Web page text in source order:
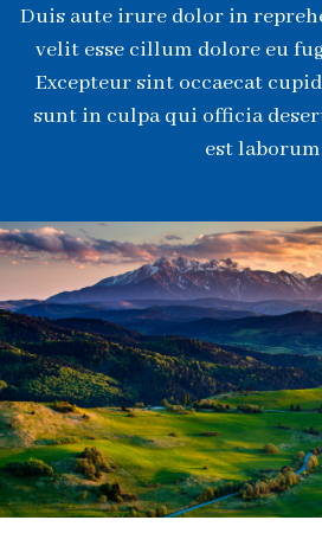
Duis aute irure dolor in
velit esse cillum dolore eu
Excepteur sint occaecat
sunt in culpa qui officia
est